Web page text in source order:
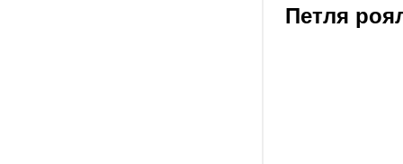
Петля